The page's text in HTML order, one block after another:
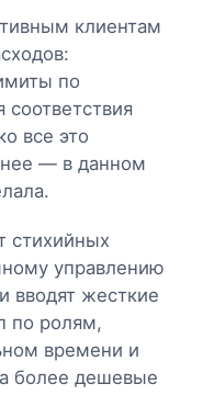
клиентам
по
соответствия
все это
— в данном
стихийных
управлению
вводят жесткие
по ролям,
времени и
более дешевые